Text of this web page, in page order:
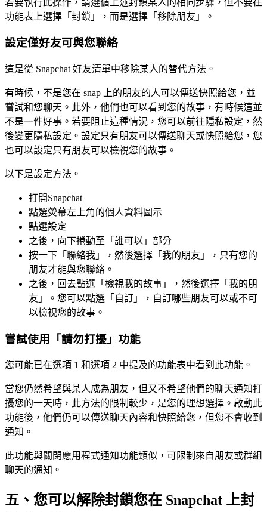
功能表上選擇「封鎖」，而是選擇「移除朋友」。
設定僅好友可與您聯絡
這是從 Snapchat 好友清單中移除某人的替代方法。
有時候，不是您在 snap 上的朋友的人可以傳送快照給您，並
嘗試和您聊天。此外，他們也可以看到您的故事，有時候這並
不是一件好事。若要阻止這種情況，您可以前往隱私設定，然
後變更隱私設定。設定只有朋友可以傳送聊天或快照給您，您
也可以設定只有朋友可以檢視您的故事。
以下是設定方法。
打開Snapchat
點選熒幕左上角的個人資料圖示
點選設定
之後，向下捲動至「誰可以」部分
按一下「聯絡我」，然後選擇「我的朋友」，只有您的
朋友才能與您聯絡。
之後，回去點選「檢視我的故事」，然後選擇「我的朋
友」。您可以點選「自訂」，自訂哪些朋友可以或不可
以檢視您的故事。
嘗試使用「請勿打擾」功能
您可能已在選項 1 和選項 2 中提及的功能表中看到此功能。
當您仍然希望與某人成為朋友，但又不希望他們的聊天通知打
擾您的一天時，此方法的限制較少，是您的理想選擇。啟動此
功能後，他們仍可以傳送聊天內容和快照給您，但您不會收到
通知。
此功能與關閉應用程式通知功能類似，可限制來自朋友或群組
聊天的通知。
五、您可以解除封鎖您在 Snapchat 上封